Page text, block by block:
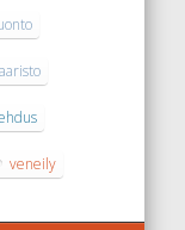
veneily